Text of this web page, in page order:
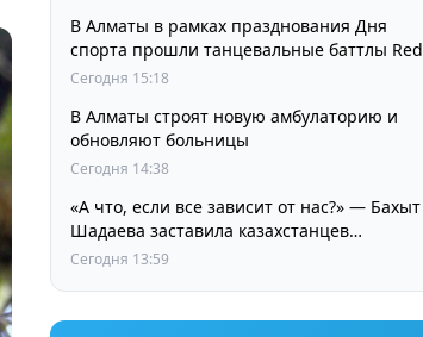
В Алматы в рамках празднования Дня
спорта прошли танцевальные баттлы Red
Bull Dance Your Style
Сегодня 15:18
В Алматы строят новую амбулаторию и
обновляют больницы
Сегодня 14:38
«А что, если все зависит от нас?» — Бахыт
Шадаева заставила казахстанцев
остановиться и задуматься
Сегодня 13:59